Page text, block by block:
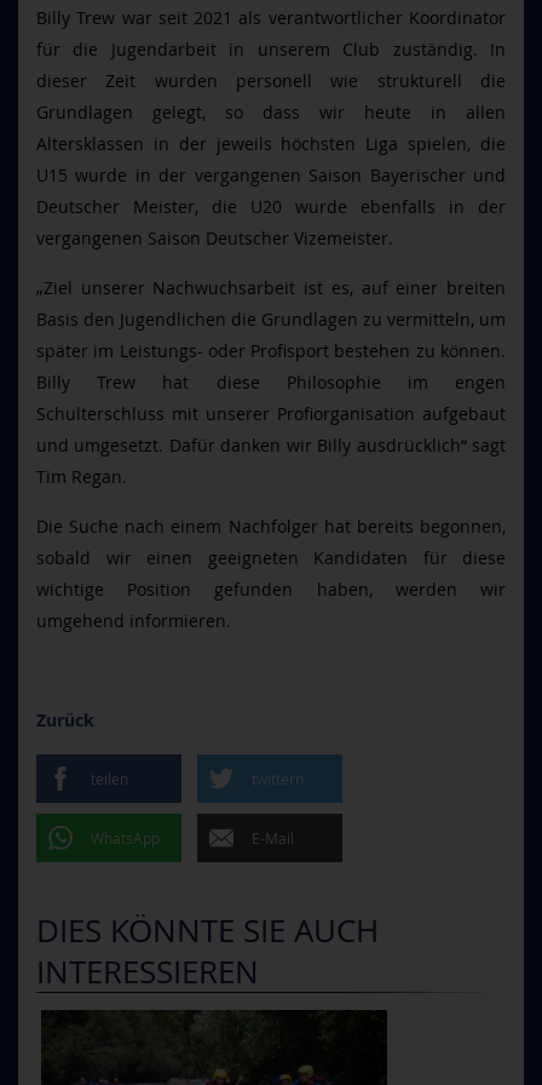
Billy Trew war seit 2021 als verantwortlicher Koordinator
für die Jugendarbeit in unserem Club zuständig. In
dieser Zeit wurden personell wie strukturell die
Grundlagen gelegt, so dass wir heute in allen
Altersklassen in der jeweils höchsten Liga spielen, die
U15 wurde in der vergangenen Saison Bayerischer und
Deutscher Meister, die U20 wurde ebenfalls in der
vergangenen Saison Deutscher Vizemeister.
„Ziel unserer Nachwuchsarbeit ist es, auf einer breiten
Basis den Jugendlichen die Grundlagen zu vermitteln, um
später im Leistungs- oder Profisport bestehen zu können.
Billy Trew hat diese Philosophie im engen
Schulterschluss mit unserer Profiorganisation aufgebaut
und umgesetzt. Dafür danken wir Billy ausdrücklich“ sagt
Tim Regan.
Die Suche nach einem Nachfolger hat bereits begonnen,
sobald wir einen geeigneten Kandidaten für diese
wichtige Position gefunden haben, werden wir
umgehend informieren.
Zurück
teilen twittern
WhatsApp E-Mail
DIES KÖNNTE SIE AUCH
INTERESSIEREN